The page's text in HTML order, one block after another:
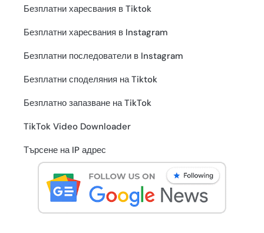
Безплатни харесвания в Tiktok
Безплатни харесвания в Instagram
Безплатни последователи в Instagram
Безплатни споделяния на Tiktok
Безплатно запазване на TikTok
TikTok Video Downloader
Търсене на IP адрес